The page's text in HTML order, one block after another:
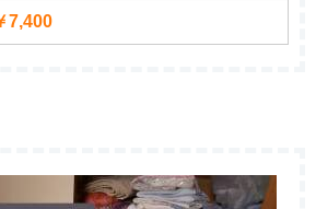
7,400